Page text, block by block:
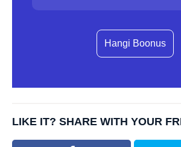
Hangi Boonus
LIKE IT? SHARE WITH YOUR